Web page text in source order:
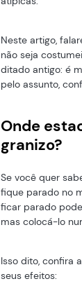
Neste artigo,
não seja
ditado antigo: é
pelo assunto,
Onde
granizo?
Se você quer
fique parado no
ficar parado
mas colocá-lo
Isso dito, confira
seus efeitos: